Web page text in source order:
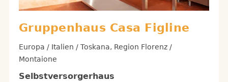
Gruppenhaus Casa Figline
Europa / Italien / Toskana, Region Florenz /
Montaione
Selbstversorgerhaus